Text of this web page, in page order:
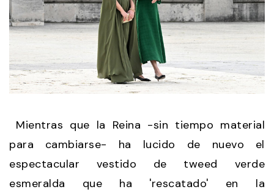
Mientras que la Reina -sin tiempo material
para cambiarse- ha lucido de nuevo el
espectacular vestido de tweed verde
esmeralda que ha 'rescatado' en la